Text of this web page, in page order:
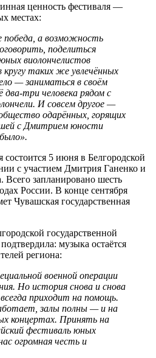
ценность фестиваля —
местах:
а возможность
поделиться
виолончелистов
кругу таких же увлечённых
— заниматься в своём
два-три человека рядом с
И совсем другое —
одарённых, горящих
с Дмитрием юности
5 июня в Белгородской
с участием Дмитрия Ганенко и
Всего запланировано шесть
России. В конце сентября
Чувашская государственная
государственной
подтвердила: музыка остаётся
региона:
военной операции
Но история снова и снова
приходит на помощь.
залы полны — и на
концертах. Принять на
фестиваль юных
огромная честь и